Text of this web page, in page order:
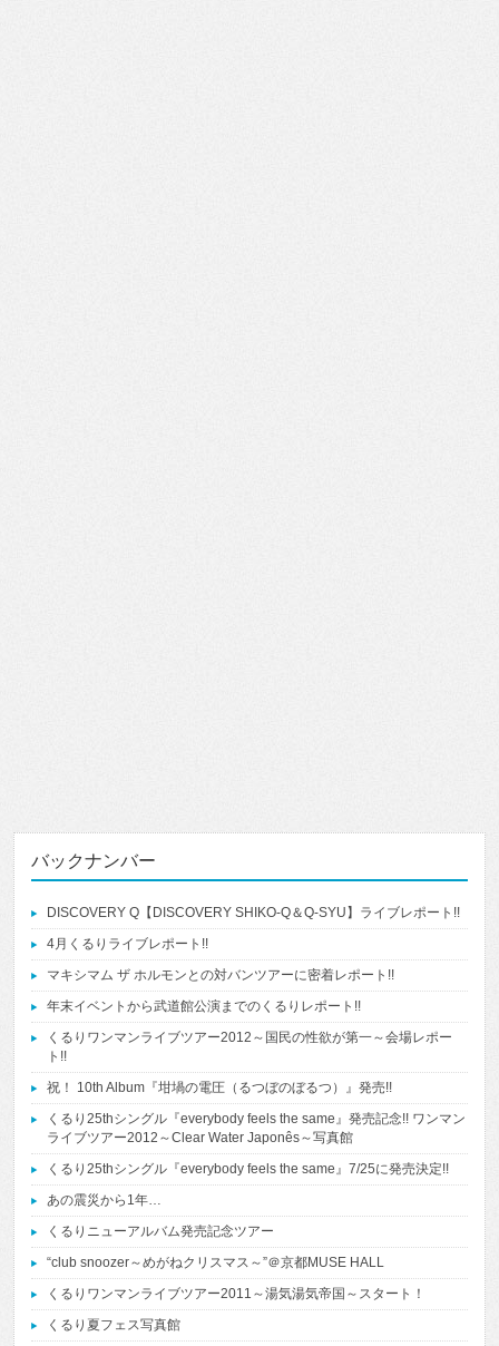
バックナンバー
DISCOVERY Q【DISCOVERY SHIKO-Q＆Q-SYU】ライブレポート!!
4月くるりライブレポート!!
マキシマム ザ ホルモンとの対バンツアーに密着レポート!!
年末イベントから武道館公演までのくるりレポート!!
くるりワンマンライブツアー2012～国民の性欲が第一～会場レポー
ト!!
祝！ 10th Album『坩堝の電圧（るつぼのぼるつ）』発売!!
くるり25thシングル『everybody feels the same』発売記念!! ワンマン
ライブツアー2012～Clear Water Japonês～写真館
くるり25thシングル『everybody feels the same』7/25に発売決定!!
あの震災から1年…
くるりニューアルバム発売記念ツアー
“club snoozer～めがねクリスマス～”＠京都MUSE HALL
くるりワンマンライブツアー2011～湯気湯気帝国～スタート！
くるり夏フェス写真館